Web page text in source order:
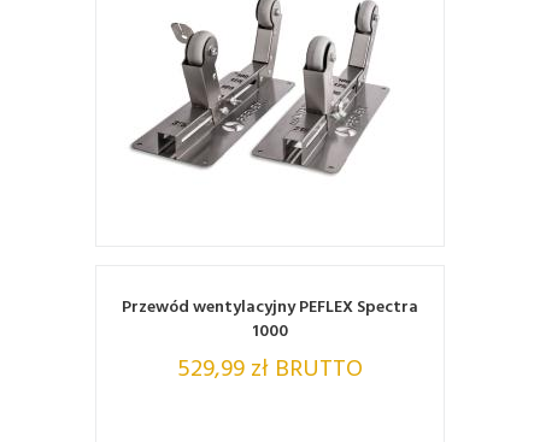
Przewód wentylacyjny PEFLEX Spectra
1000
529,99 zł BRUTTO